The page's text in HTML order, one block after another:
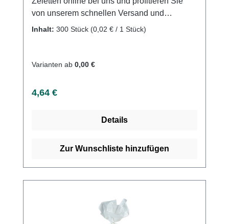
von unserem schnellen Versand und
unserem hervorragenden Kundenservice.
Inhalt: 300 Stück (0,02 € / 1 Stück)
Varianten ab 0,00 €
Regulärer Preis:
4,64 €
Details
Zur Wunschliste hinzufügen